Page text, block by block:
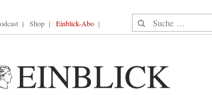
Shop Einblick-Abo Suche nach: